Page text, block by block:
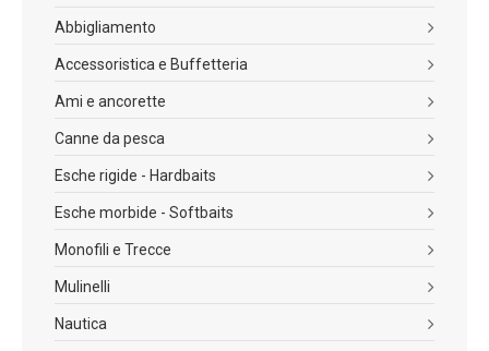
Abbigliamento
Accessoristica e Buffetteria
Ami e ancorette
Canne da pesca
Esche rigide - Hardbaits
Esche morbide - Softbaits
Monofili e Trecce
Mulinelli
Nautica